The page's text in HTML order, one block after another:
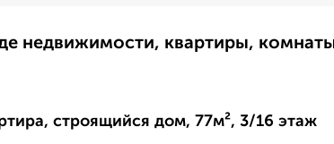
недвижимости, квартиры,
строящийся дом, 77м², 3/16 этаж